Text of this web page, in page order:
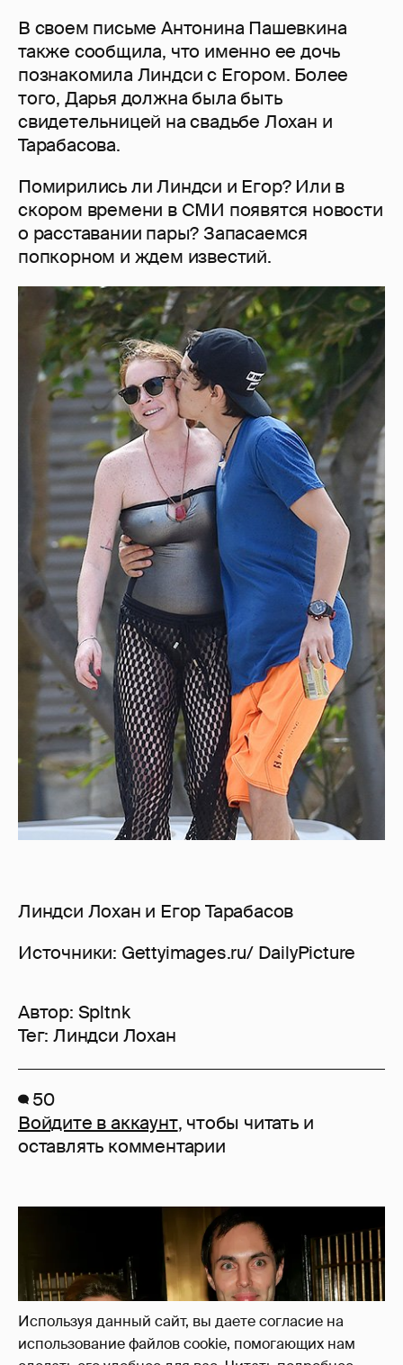
Используя данный сайт, вы даете согласие на
использование файлов cookie, помогающих нам
В своем письме Антонина Пашевкина
также сообщила, что именно ее дочь
познакомила Линдси с Егором. Более
того, Дарья должна была быть
свидетельницей на свадьбе Лохан и
Тарабасова.
Помирились ли Линдси и Егор? Или в
скором времени в СМИ появятся новости
о расставании пары? Запасаемся
попкорном и ждем известий.
Линдси Лохан и Егор Тарабасов
Источники: Gettyimages.ru/ DailyPicture
Автор: Spltnk
Тег: Линдси Лохан
50
Войдите в аккаунт, чтобы читать и
оставлять комментарии